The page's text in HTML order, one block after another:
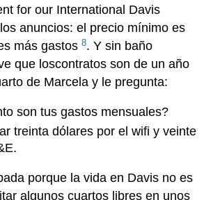
for our International Davis
anuncios: el precio mínimo es
más gastos8. Y sin baño
que loscontratos son de un año
de Marcela y le pregunta:
son tus gastos mensuales?
treinta dólares por el wifi y veinte
porque la vida en Davis no es
algunos cuartos libres en unos